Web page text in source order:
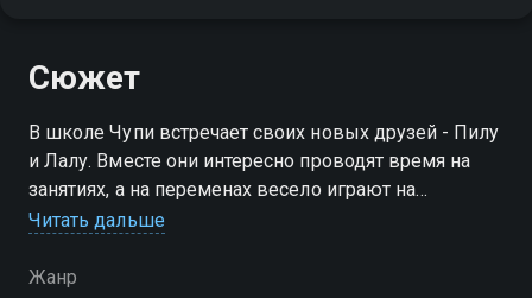
Сюжет
В школе Чупи встречает своих новых друзей - Пилу
и Лалу. Вместе они интересно проводят время на
занятиях, а на переменах весело играют на
школьном дворе. Так Чупи узнаёт, что такое
Читать дальше
Жанр